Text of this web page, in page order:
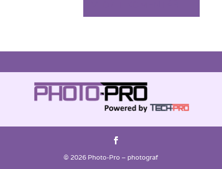
© 2026 Photo-Pro – photograf